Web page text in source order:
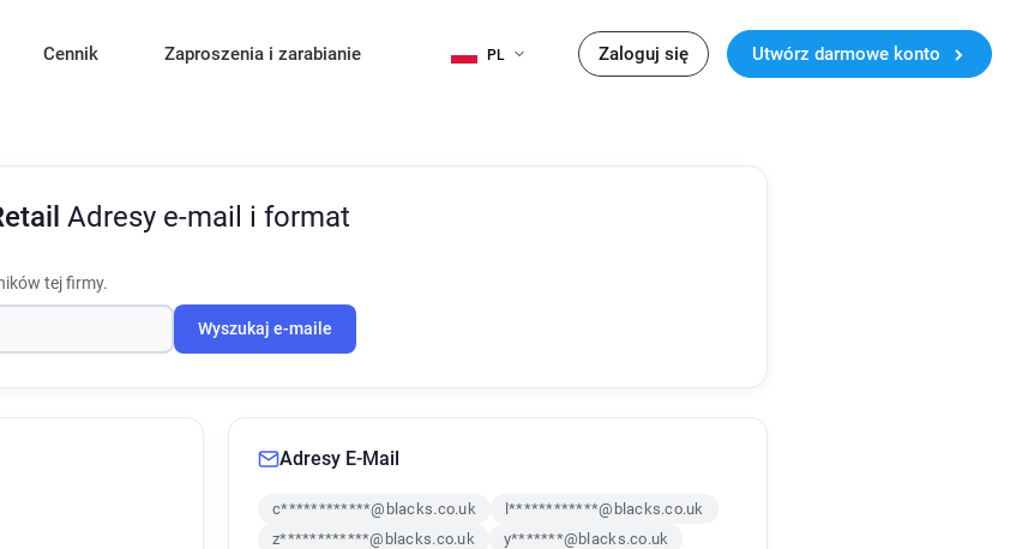
Cennik Zaproszenia i zarabianie PL Zaloguj się Utwórz darmowe konto
Adresy e-mail i format
tej firmy.
Wyszukaj e-maile
Adresy E-Mail
c************@blacks.co.uk
l************@blacks.co.uk
z************@blacks.co.uk
y*******@blacks.co.uk